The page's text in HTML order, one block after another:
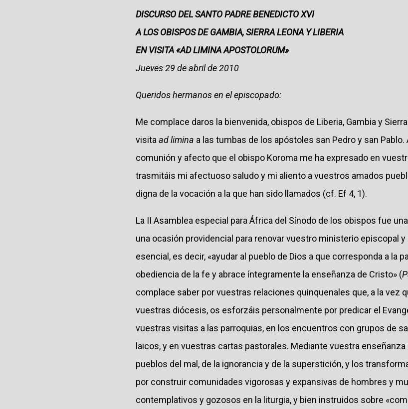
DISCURSO DEL SANTO PADRE BENEDICTO XVI
A LOS OBISPOS DE GAMBIA, SIERRA LEONA Y LIBERIA
EN VISITA «AD LIMINA APOSTOLORUM»
Jueves 29 de abril de 2010
Queridos hermanos en el episcopado:
Me complace daros la bienvenida, obispos de Liberia, Gambia y
visita ad limina a las tumbas de los apóstoles san Pedro y san
comunión y afecto que el obispo Koroma me ha expresado en
trasmitáis mi afectuoso saludo y mi aliento a vuestros amados
digna de la vocación a la que han sido llamados (cf. Ef 4, 1).
La II Asamblea especial para África del Sínodo de los obispos fue
una ocasión providencial para renovar vuestro ministerio episcopal
esencial, es decir, «ayudar al pueblo de Dios a que corresponda a la
obediencia de la fe y abrace íntegramente la enseñanza de Cristo» (
complace saber por vuestras relaciones quinquenales que, a la vez
vuestras diócesis, os esforzáis personalmente por predicar el
vuestras visitas a las parroquias, en los encuentros con grupos de
laicos, y en vuestras cartas pastorales. Mediante vuestra
pueblos del mal, de la ignorancia y de la superstición, y los
por construir comunidades vigorosas y expansivas de hombres y
contemplativos y gozosos en la liturgia, y bien instruidos sobre